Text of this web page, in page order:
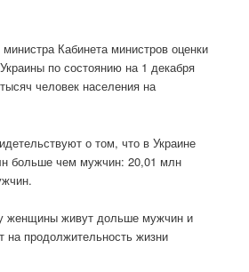
Кабинета министров оценки
по состоянию на 1 декабря
человек населения на
о том, что в Украине
больше чем мужчин: 20,01 млн
женщины живут дольше мужчин и
на продолжительность жизни